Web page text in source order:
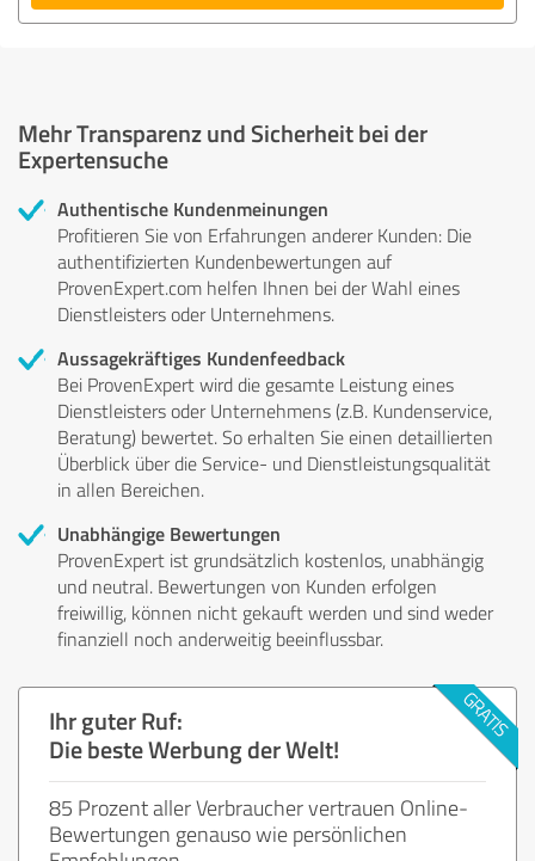
Mehr Transparenz und Sicherheit bei der
Expertensuche
Authentische Kundenmeinungen
Profitieren Sie von Erfahrungen anderer Kunden: Die
authentifizierten Kundenbewertungen auf
ProvenExpert.com helfen Ihnen bei der Wahl eines
Dienstleisters oder Unternehmens.
Aussagekräftiges Kundenfeedback
Bei ProvenExpert wird die gesamte Leistung eines
Dienstleisters oder Unternehmens (z.B. Kundenservice,
Beratung) bewertet. So erhalten Sie einen detaillierten
Überblick über die Service- und Dienstleistungsqualität
in allen Bereichen.
Unabhängige Bewertungen
ProvenExpert ist grundsätzlich kostenlos, unabhängig
und neutral. Bewertungen von Kunden erfolgen
freiwillig, können nicht gekauft werden und sind weder
finanziell noch anderweitig beeinflussbar.
Ihr guter Ruf:
Die beste Werbung der Welt!
85 Prozent aller Verbraucher vertrauen Online-
Bewertungen genauso wie persönlichen